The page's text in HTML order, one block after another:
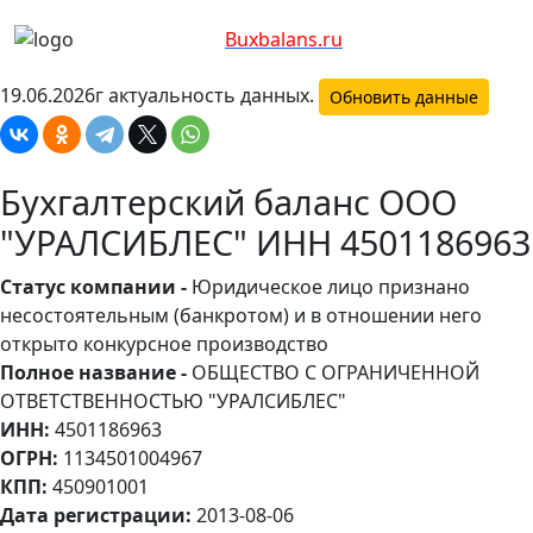
Buxbalans.ru
19.06.2026г актуальность данных. Обновить данные
Бухгалтерский баланс ООО
"УРАЛСИБЛЕС" ИНН 4501186963
Статус компании - Юридическое лицо признано
несостоятельным (банкротом) и в отношении него
открыто конкурсное производство
Полное название - ОБЩЕСТВО С ОГРАНИЧЕННОЙ
ОТВЕТСТВЕННОСТЬЮ "УРАЛСИБЛЕС"
ИНН: 4501186963
ОГРН: 1134501004967
КПП: 450901001
Дата регистрации: 2013-08-06